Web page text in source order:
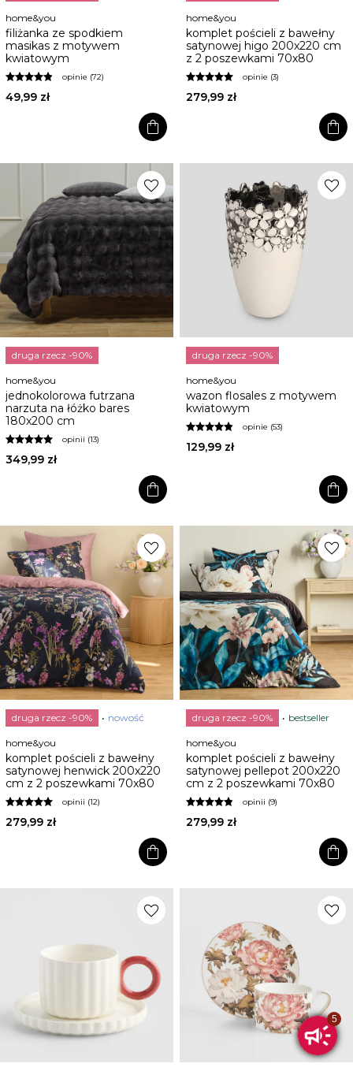
home&you
filiżanka ze spodkiem
masikas z motywem
kwiatowym
opinie (72)
49,99 zł
shopping_bag
home&you
komplet pościeli z bawełny
satynowej higo 200x220 cm
z 2 poszewkami 70x80
opinie (3)
279,99 zł
shopping_bag
favorite
druga rzecz -90%
home&you
jednokolorowa futrzana
narzuta na łóżko bares
180x200 cm
opinii (13)
349,99 zł
shopping_bag
favorite
druga rzecz -90%
home&you
wazon flosales z motywem
kwiatowym
opinie (53)
129,99 zł
shopping_bag
favorite
druga rzecz -90% nowość
home&you
komplet pościeli z bawełny
satynowej henwick 200x220
cm z 2 poszewkami 70x80
opinii (12)
279,99 zł
shopping_bag
favorite
druga rzecz -90% bestseller
home&you
komplet pościeli z bawełny
satynowej pellepot 200x220
cm z 2 poszewkami 70x80
opinii (9)
279,99 zł
shopping_bag
favorite favorite